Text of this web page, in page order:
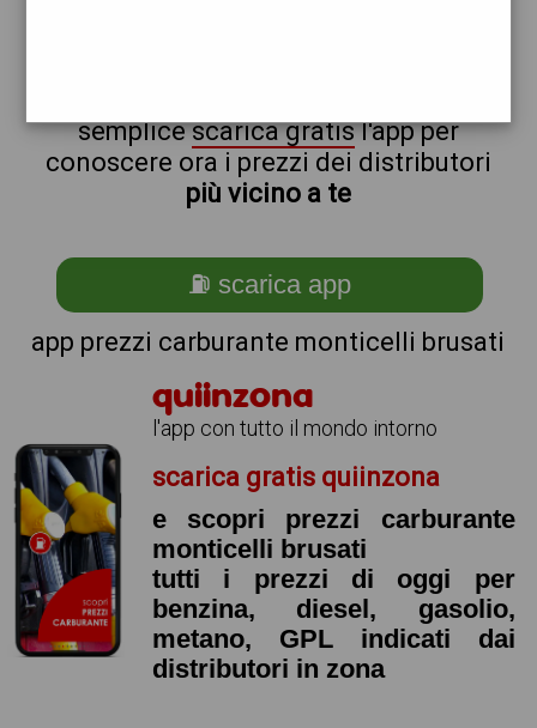
semplicescarica gratisl'app per
conoscere ora i prezzi dei distributori
più vicino a te
⛽ scarica app
app prezzi carburante monticelli brusati
quiinzona
l'app con tutto il mondo intorno
scarica gratis quiinzona
e scopri prezzi carburante
monticelli brusati
tutti i prezzi di oggi per
benzina, diesel, gasolio,
metano, GPL indicati dai
distributori in zona